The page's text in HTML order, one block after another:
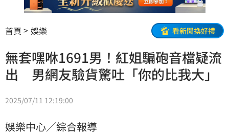
首頁 娛樂 看新聞換好禮
無套嘿咻1691男！紅姐騙砲音檔疑流
出 男網友驗貨驚吐「你的比我大」
2025/07/11 12:19:00
娛樂中心／綜合報導